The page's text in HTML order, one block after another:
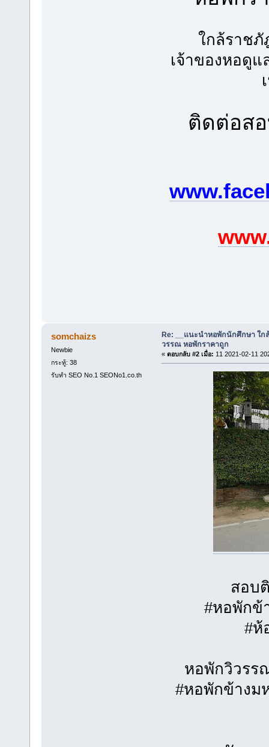
ใกล้ราชภั
เจ้าของหอดูแ
ติดต่อส
somchaizs
Newbie
กระทู้: 38
รับทำ SEO No.1 SEONo1.co.th
Re: __แนะนำหอพักนักศึกษา ใก
วรรณ หอพักราคาถูก
« ตอบกลับ #2 เมื่อ: 11 2021-02-11
สอบ
#หอพักข้
#ห้
หอพักวิวรร
#หอพักข้างม